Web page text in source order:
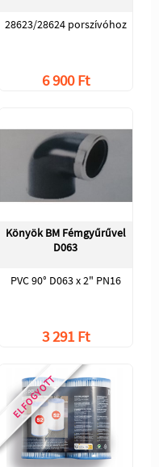
28623/28624 porszívóhoz
6 900 Ft
Könyök BM Fémgyűrűvel
D063
PVC 90° D063 x 2" PN16
3 291 Ft
ELFOGYOTT